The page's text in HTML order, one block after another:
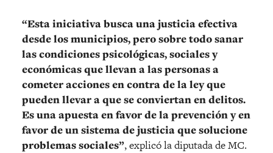
“Esta iniciativa busca una justicia efectiva
desde los municipios, pero sobre todo sanar
las condiciones psicológicas, sociales y
económicas que llevan a las personas a
cometer acciones en contra de la ley que
pueden llevar a que se conviertan en delitos.
Es una apuesta en favor de la prevención y en
favor de un sistema de justicia que solucione
problemas sociales”, explicó la diputada de MC.